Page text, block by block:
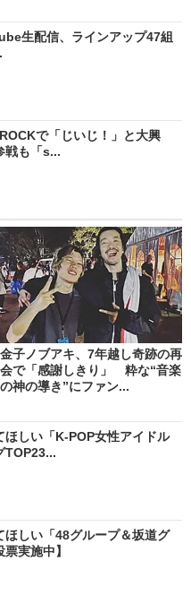
生配信、ラインアップ47組
で「じいじ！」と大興
も「s...
金子ノブアキ、7年越し奇跡の再
会で「感謝しきり」 粋な“音楽
の神の導き”にファン...
ほしい「K-POP女性アイドル
TOP23...
ほしい「48グループ＆坂道グ
実施中】